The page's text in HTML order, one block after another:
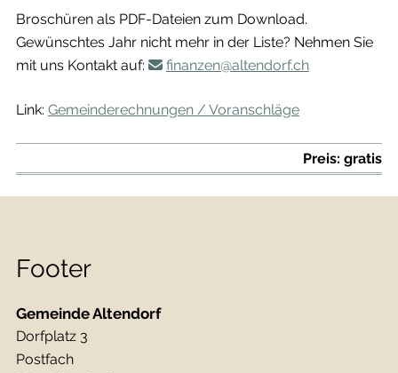
Broschüren als PDF-Dateien zum Download.
Gewünschtes Jahr nicht mehr in der Liste? Nehmen Sie
mit uns Kontakt auf:
finanzen@altendorf.ch
Link: Gemeinderechnungen / Voranschläge
Preis: gratis
Footer
Gemeinde Altendorf
Dorfplatz 3
Postfach